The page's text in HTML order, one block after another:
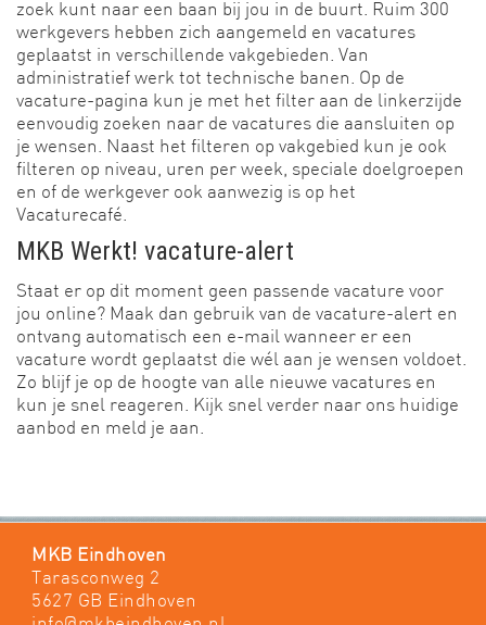
zoek kunt naar een baan bij jou in de buurt. Ruim 300
werkgevers hebben zich aangemeld en vacatures
geplaatst in verschillende vakgebieden. Van
administratief werk tot technische banen. Op de
vacature-pagina kun je met het filter aan de linkerzijde
eenvoudig zoeken naar de vacatures die aansluiten op
je wensen. Naast het filteren op vakgebied kun je ook
filteren op niveau, uren per week, speciale doelgroepen
en of de werkgever ook aanwezig is op het
Vacaturecafé.
MKB Werkt! vacature-alert
Staat er op dit moment geen passende vacature voor
jou online? Maak dan gebruik van de vacature-alert en
ontvang automatisch een e-mail wanneer er een
vacature wordt geplaatst die wél aan je wensen voldoet.
Zo blijf je op de hoogte van alle nieuwe vacatures en
kun je snel reageren. Kijk snel verder naar ons huidige
aanbod en meld je aan.
MKB Eindhoven
Tarasconweg 2
5627 GB Eindhoven